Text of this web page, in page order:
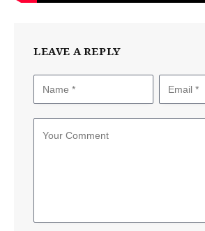
LEAVE A REPLY